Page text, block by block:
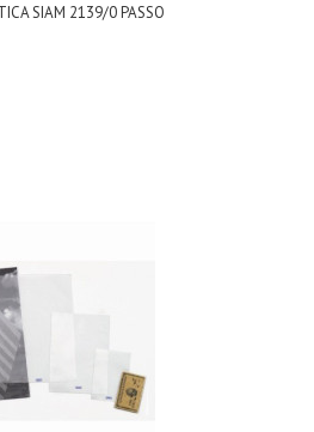
SIAM 2139/0 PASSO